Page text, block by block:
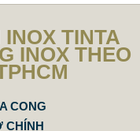
TINTA
INOX THEO
CONG
CHÍNH